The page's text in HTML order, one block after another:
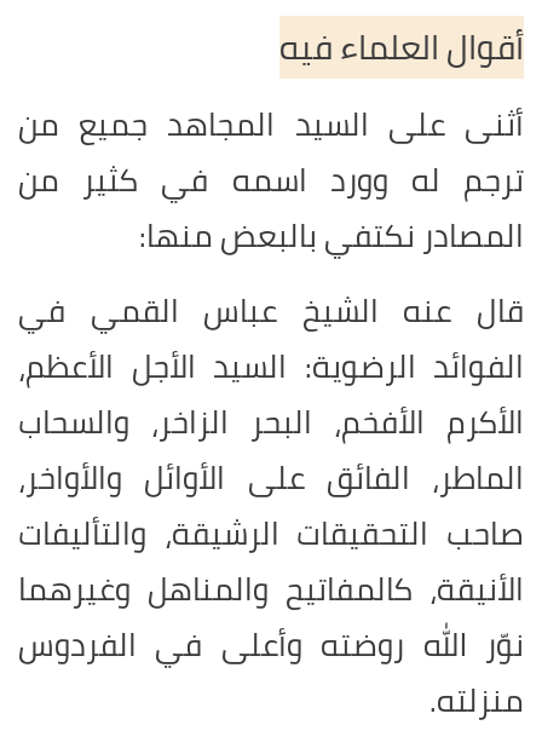
أقوال العلماء فيه
أثنى على السيد المجاهد جميع من
ترجم له وورد اسمه في كثير من
المصادر نكتفي بالبعض منها:
قال عنه الشيخ عباس القمي في
الفوائد الرضوية: السيد الأجل الأعظم،
الأكرم الأفخم، البحر الزاخر، والسحاب
الماطر، الفائق على الأوائل والأواخر،
صاحب التحقيقات الرشيقة، والتأليفات
الأنيقة، كالمفاتيح والمناهل وغيرهما
نوّر الله روضته وأعلى في الفردوس
منزلته.